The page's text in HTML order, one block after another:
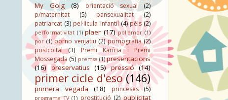
My Goig
(8) orientació sexual
(2)
p/maternitat
(5) pansexualitat
(2)
patriarcat (3) pel·lícula infantil (4) pèls (2)
performativitat (1) plaer (17) poliamor (1)
por (1) porno venjatiu (2) pornografia (2)
postcoital
(3)
Premi Karícia i Premi
Mossegada (5) premsa (1) presentacions
(16) preservatius (15) pressió (14)
primer cicle d'eso (146)
primera vegada (18) princeses (5)
programa TV (1) prostitució (2) publicitat